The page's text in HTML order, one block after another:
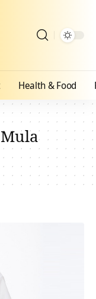
Health & Food